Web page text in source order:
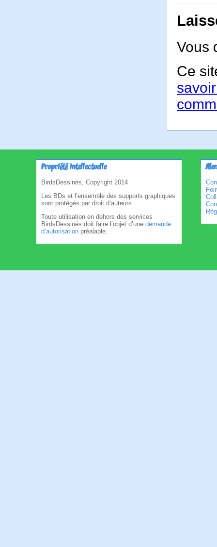
Vous
Ce
Propriété intellectuelle
BirdsDessinés, Copyright 2014
Les BDs et l’ensemble des supports graphiques
sont protégés par droit d’auteurs.
Toute utilisation en dehors des services
BirdsDessinés doit faire l’objet d’une demande
d’autorisation préalable.